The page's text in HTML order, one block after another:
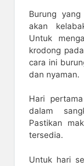
Burung
akan
Untuk
krodong
cara ini
dan nyaman.
Hari
dalam
Pastikan
tersedia.
Untuk hari